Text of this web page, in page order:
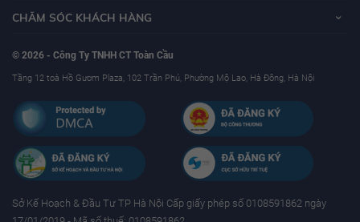
CHĂM SÓC KHÁCH HÀNG
© 2026 - Công Ty TNHH CT Toàn Cầu
Tầng 12 toà Hồ Gươm Plaza, 102 Trần Phú, Phường Mộ Lao, Hà Đông, Hà Nội
Sở Kế Hoạch & Ðầu Tư TP Hà Nội Cấp giấy phép số 0108591862 ngày